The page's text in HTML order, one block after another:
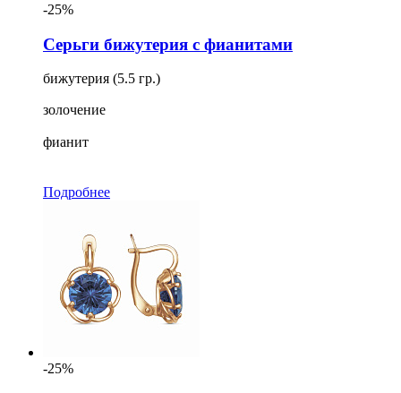
-25%
Серьги бижутерия с фианитами
бижутерия (5.5 гр.)
золочение
фианит
Подробнее
-25%